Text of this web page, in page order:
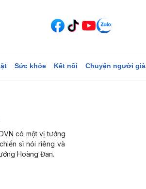
Sức khỏe Kết nối Chuyện người già
có một vị tướng
sĩ nói riêng và
Hoàng Đan.